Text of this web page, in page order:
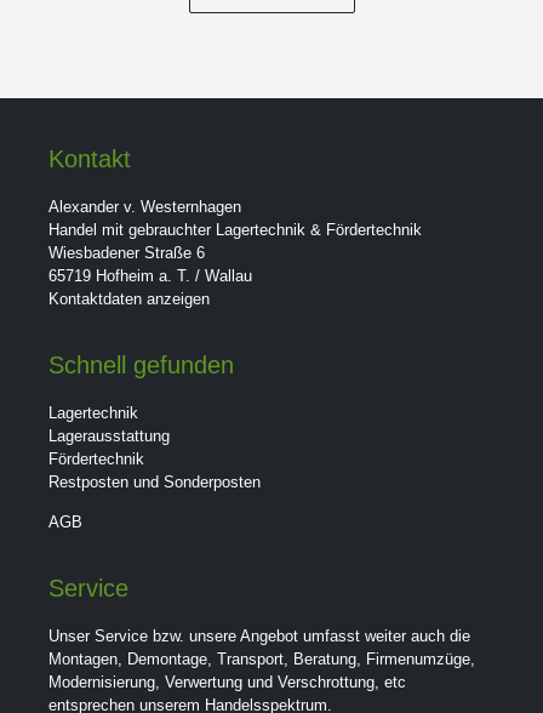
Kontakt
Alexander v. Westernhagen
Handel mit gebrauchter Lagertechnik & Fördertechnik
Wiesbadener Straße 6
65719 Hofheim a. T. / Wallau
Kontaktdaten anzeigen
Schnell gefunden
Lagertechnik
Lagerausstattung
Fördertechnik
Restposten und Sonderposten
AGB
Service
Unser Service bzw. unsere Angebot umfasst weiter auch die
Montagen, Demontage, Transport, Beratung, Firmenumzüge,
Modernisierung, Verwertung und Verschrottung, etc
entsprechen unserem Handelsspektrum.